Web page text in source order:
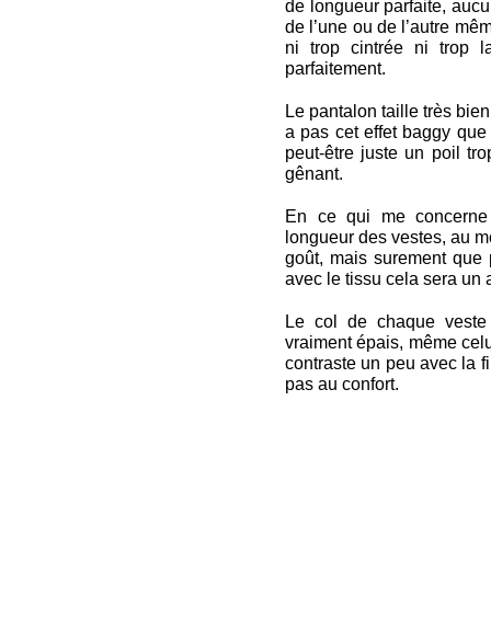
de longueur parfaite,
de l’une ou de l’autre
ni trop cintrée ni trop
parfaitement.
Le pantalon taille très
a pas cet effet baggy
peut-être juste un poil
gênant.
En ce qui me
longueur des vestes, au
goût, mais surement
avec le tissu cela sera
Le col de chaque
vraiment épais, même
contraste un peu avec la
pas au confort.